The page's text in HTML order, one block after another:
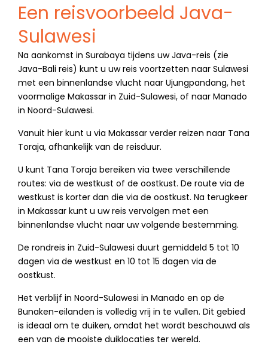
Een reisvoorbeeld Java-
Sulawesi
Na aankomst in Surabaya tijdens uw Java-reis (zie
Java-Bali reis) kunt u uw reis voortzetten naar Sulawesi
met een binnenlandse vlucht naar Ujungpandang, het
voormalige Makassar in Zuid-Sulawesi, of naar Manado
in Noord-Sulawesi.
Vanuit hier kunt u via Makassar verder reizen naar Tana
Toraja, afhankelijk van de reisduur.
U kunt Tana Toraja bereiken via twee verschillende
routes: via de westkust of de oostkust. De route via de
westkust is korter dan die via de oostkust. Na terugkeer
in Makassar kunt u uw reis vervolgen met een
binnenlandse vlucht naar uw volgende bestemming.
De rondreis in Zuid-Sulawesi duurt gemiddeld 5 tot 10
dagen via de westkust en 10 tot 15 dagen via de
oostkust.
Het verblijf in Noord-Sulawesi in Manado en op de
Bunaken-eilanden is volledig vrij in te vullen. Dit gebied
is ideaal om te duiken, omdat het wordt beschouwd als
een van de mooiste duiklocaties ter wereld.